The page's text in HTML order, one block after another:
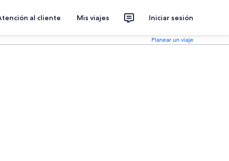
al cliente Mis viajes Iniciar sesión
Planear un viaje